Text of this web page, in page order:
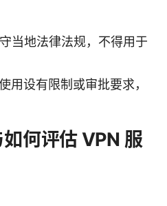
当地法律法规，不得用于
用设有限制或审批要求，
何评估 VPN 服